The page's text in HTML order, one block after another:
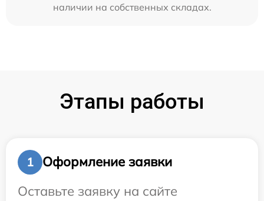
наличии на собственных складах.
Этапы работы
1
Оформление заявки
Оставьте заявку на сайте